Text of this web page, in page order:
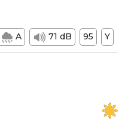
A 71 dB 95 Y